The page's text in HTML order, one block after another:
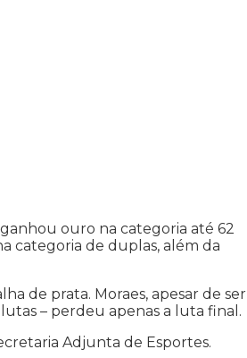
ouro na categoria até 62
categoria de duplas, além da
de prata. Moraes, apesar de ser
– perdeu apenas a luta final.
Adjunta de Esportes.